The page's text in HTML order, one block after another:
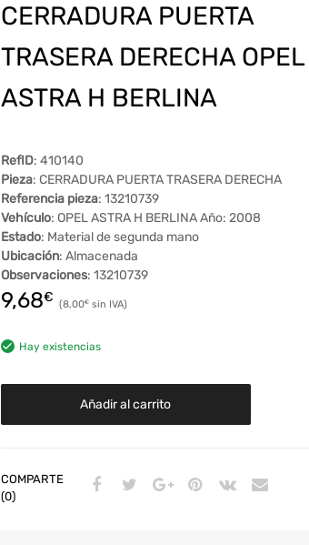
CERRADURA PUERTA
TRASERA DERECHA OPEL
ASTRA H BERLINA
RefID: 410140
Pieza: CERRADURA PUERTA TRASERA DERECHA
Referencia pieza: 13210739
Vehículo: OPEL ASTRA H BERLINA Año: 2008
Estado: Material de segunda mano
Ubicación: Almacenada
Observaciones: 13210739
9,68€ 8,00€
Hay existencias
Añadir al carrito
COMPARTE
(0)